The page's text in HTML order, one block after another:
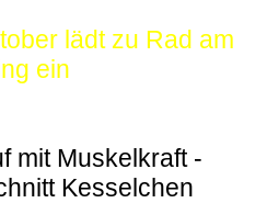
lädt zu Rad am
ein
mit Muskelkraft -
Kesselchen